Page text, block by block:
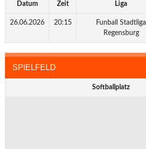
Datum Zeit Liga
26.06.2026 20:15
Funball Stadtliga
Regensburg
SPIELFELD
Softballplatz